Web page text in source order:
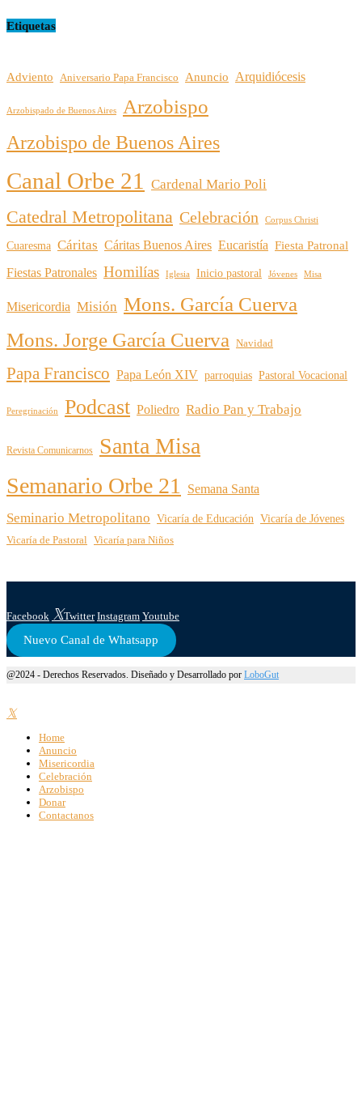
Etiquetas
Adviento Aniversario Papa Francisco Anuncio Arquidiócesis
Arzobispado de Buenos Aires Arzobispo
Arzobispo de Buenos Aires
Canal Orbe 21 Cardenal Mario Poli
Catedral Metropolitana Celebración Corpus Christi
Cuaresma Cáritas Cáritas Buenos Aires Eucaristía Fiesta Patronal
Fiestas Patronales Homilías Iglesia Inicio pastoral Jóvenes Misa
Misericordia Misión Mons. García Cuerva
Mons. Jorge García Cuerva
Navidad
Papa Francisco Papa León XIV parroquias Pastoral Vocacional
Peregrinación Podcast Poliedro Radio Pan y Trabajo
Revista Comunicarnos
Santa Misa
Semanario Orbe 21
Semana Santa
Seminario Metropolitano Vicaría de Educación Vicaría de Jóvenes
Vicaría de Pastoral Vicaría para Niños
Facebook Twitter Instagram Youtube
Nuevo Canal de Whatsapp
@2024 - Derechos Reservados. Diseñado y Desarrollado por LoboGut
Home
Anuncio
Misericordia
Celebración
Arzobispo
Donar
Contactanos